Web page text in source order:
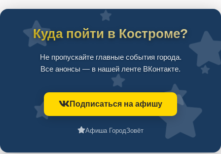
Куда пойти в Костроме?
Не пропускайте главные события города.
Все анонсы — в нашей ленте ВКонтакте.
Подписаться на афишу
Афиша ГородЗовёт